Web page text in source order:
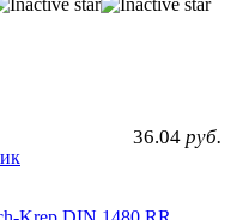
36.04 руб.